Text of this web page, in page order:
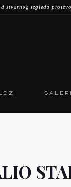
stvarnog izgleda